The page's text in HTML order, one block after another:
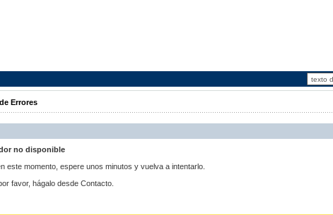
Errores
no disponible
este momento, espere unos minutos y vuelva a intentarlo.
favor, hágalo desde Contacto.